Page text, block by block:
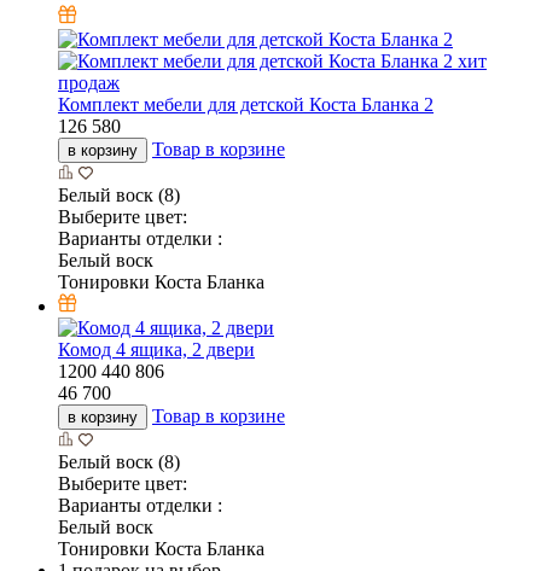
хит
продаж
Комплект мебели для детской Коста Бланка 2
126 580
в корзину Товар в корзине
Белый воск (8)
Выберите цвет:
Варианты отделки :
Белый воск
Тонировки Коста Бланка
Комод 4 ящика, 2 двери
1200 440 806
46 700
в корзину Товар в корзине
Белый воск (8)
Выберите цвет:
Варианты отделки :
Белый воск
Тонировки Коста Бланка